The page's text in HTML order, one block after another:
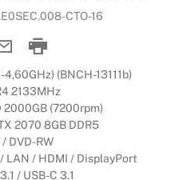
CTO-16
(BNCH-13111b)
2133MHz
2000GB (7200rpm)
2070 8GB DDR5
DVD-RW
LAN / HDMI / DisplayPort
/ USB-C 3.1